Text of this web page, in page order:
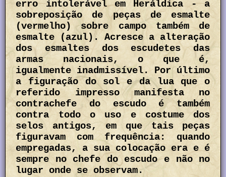
erro intolerável em Heráldica - a
sobreposição de peças de esmalte
(vermelho) sobre campo também de
esmalte (azul). Acresce a alteração
dos esmaltes dos escudetes das
armas nacionais, o que é,
igualmente inadmissível. Por último
a figuração do sol e da lua que o
referido impresso manifesta no
contrachefe do escudo é também
contra todo o uso e costume dos
selos antigos, em que tais peças
figuravam com frequência: quando
empregadas, a sua colocação era e é
sempre no chefe do escudo e não no
lugar onde se observam.